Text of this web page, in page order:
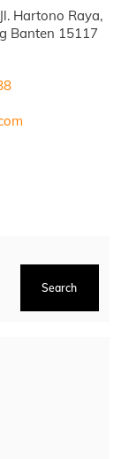
Hartono Raya,
Banten 15117
Search